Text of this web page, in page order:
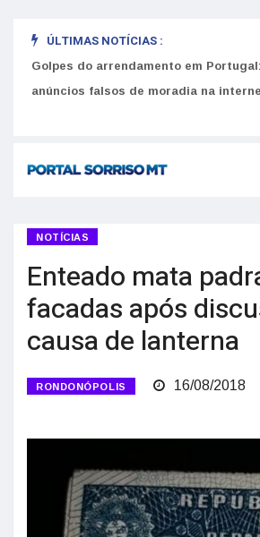
ÚLTIMAS NOTÍCIAS :
Golpes do arrendamento em
anúncios falsos de moradia na
NOTÍCIAS
Enteado mata
facadas após
causa de lanterna
RONDONÓPOLIS 16/08/2018